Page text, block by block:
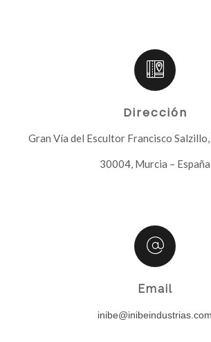
Dirección
Gran Vía del Escultor Francisco
30004, Murcia – España
Email
inibe@inibeindustrias.com